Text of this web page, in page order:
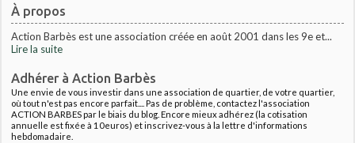
À propos
Action Barbès est une association créée en août 2001 dans les 9e et...
Lire la suite
Adhérer à Action Barbès
Une envie de vous investir dans une association de quartier, de votre quartier,
où tout n'est pas encore parfait.... Pas de problème, contactez l'association
ACTION BARBES par le biais du blog. Encore mieux adhérez (la cotisation
annuelle est fixée à 10euros) et inscrivez-vous à la lettre d'informations
hebdomadaire.